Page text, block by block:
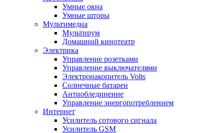
Умные окна
Умные шторы
Мультимедиа
Мультирум
Домашний кинотеатр
Электрика
Управление розетками
Управление выключателями
Электронакопитель Volts
Солнечные батареи
Антиоблединение
Управление энергопотреблением
Интернет
Усилитель сотового сигнала
Усилитель GSM